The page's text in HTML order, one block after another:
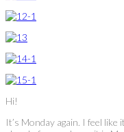
Hi!
It’s Monday again. I feel